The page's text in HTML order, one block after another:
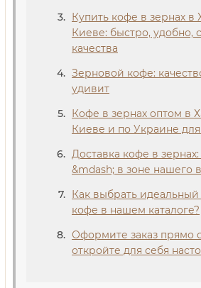
Купить кофе в зернах в
Киеве: быстро, удобно,
качества
Зерновой кофе:
удивит
Кофе в зернах оптом в
Киеве и по Украине для
Доставка кофе в
&mdash; в зоне нашего
Как выбрать
кофе в нашем каталоге?
Оформите заказ прямо
откройте для себя